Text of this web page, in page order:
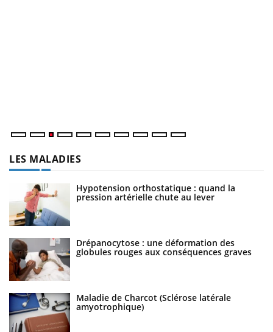
LES MALADIES
Hypotension orthostatique : quand la
pression artérielle chute au lever
Drépanocytose : une déformation des
globules rouges aux conséquences graves
Maladie de Charcot (Sclérose latérale
amyotrophique)